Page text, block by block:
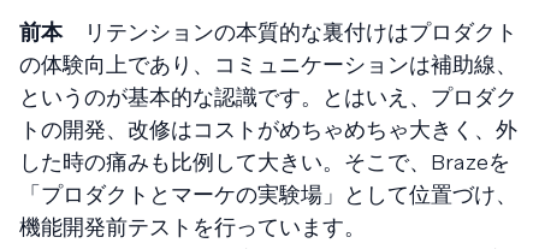
前本リテンションの本質的な裏付けはプロダクト
の体験向上であり、コミュニケーションは補助線、
というのが基本的な認識です。とはいえ、プロダク
トの開発、改修はコストがめちゃめちゃ大きく、外
した時の痛みも比例して大きい。そこで、Brazeを
「プロダクトとマーケの実験場」として位置づけ、
機能開発前テストを行っています。